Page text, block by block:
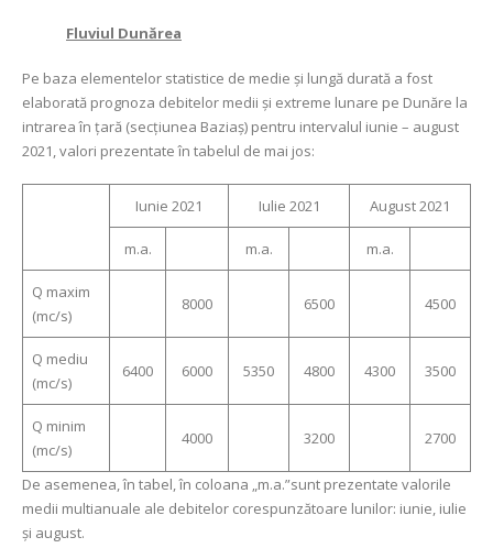
Fluviul Dunărea
Pe baza elementelor statistice de medie şi lungă durată a fost
elaborată prognoza debitelor medii şi extreme lunare pe Dunăre la
intrarea în ţară (secţiunea Baziaş) pentru intervalul iunie – august
2021, valori prezentate în tabelul de mai jos:
Iunie 2021 Iulie 2021 August 2021
m.a. m.a. m.a.
Q maxim
(mc/s)
8000 6500 4500
Q mediu
(mc/s)
6400 6000 5350 4800 4300 3500
Q minim
(mc/s)
4000 3200 2700
De asemenea, în tabel, în coloana „m.a.”sunt prezentate valorile
medii multianuale ale debitelor corespunzătoare lunilor: iunie, iulie
şi august.